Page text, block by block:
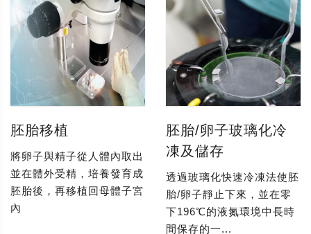
胚胎移植
將卵子與精子從人體內取出
並在體外受精，培養發育成
胚胎後，再移植回母體子宮
內
胚胎/卵子玻璃化冷
凍及儲存
透過玻璃化快速冷凍法使胚
胎/卵子靜止下來，並在零
下196℃的液氮環境中長時
間保存的一...